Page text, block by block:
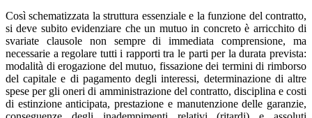
Così schematizzata la struttura essenziale e la funzione del contratto,
si deve subito evidenziare che un mutuo in concreto è arricchito di
svariate clausole non sempre di immediata comprensione, ma
necessarie a regolare tutti i rapporti tra le parti per la durata prevista:
modalità di erogazione del mutuo, fissazione dei termini di rimborso
del capitale e di pagamento degli interessi, determinazione di altre
spese per gli oneri di amministrazione del contratto, disciplina e costi
di estinzione anticipata, prestazione e manutenzione delle garanzie,